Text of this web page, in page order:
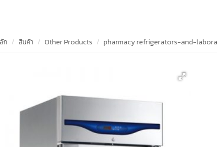
ก สินค้า Other Products pharmacy refrigerators-and-